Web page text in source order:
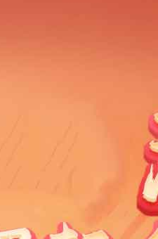
2007
1987 1986 1985
1984